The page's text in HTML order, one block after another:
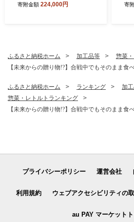
切れ×6パック
寄附金額 224,000円
れ
寄
ふるさと納税ホーム 加工品等
惣菜
【未来からの贈り物!?】合戦中でもそのまま食
ふるさと納税ホーム ランキング
加
惣菜・レトルトランキング
【未来からの贈り物!?】合戦中でもそのまま食
プライバシーポリシー 運営会社
利用規約 ウェブアクセシビリティの
au PAY マーケット